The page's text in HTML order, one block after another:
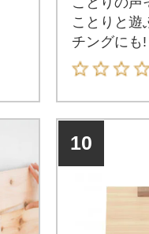
ことりと遊
チングにも!
10